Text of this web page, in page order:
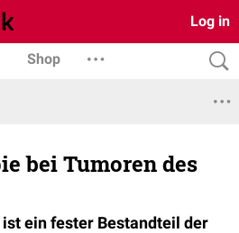
Log in
Shop
bei Tumoren des
ein fester Bestandteil der